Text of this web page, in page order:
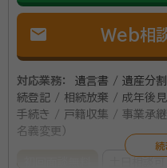
mail Web相
対応業務：
遺言書 / 遺産分
続登記 / 相続放棄 / 成年後
手続き / 戸籍収集 / 事業承
名義変更）